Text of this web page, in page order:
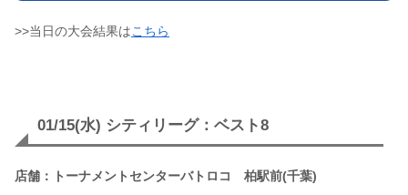
>>当日の大会結果はこちら
01/15(水) シティリーグ：ベスト8
店舗：トーナメントセンターバトロコ 柏駅前(千葉)